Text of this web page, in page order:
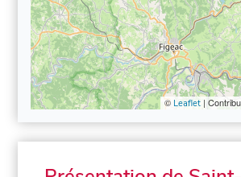
© Leaflet|